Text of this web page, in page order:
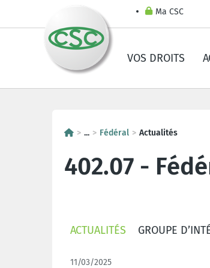
Ma CSC
VOS DROITS
... Fédéral Actualités
402.07 -
ACTUALITÉS GROUPE
11/03/2025